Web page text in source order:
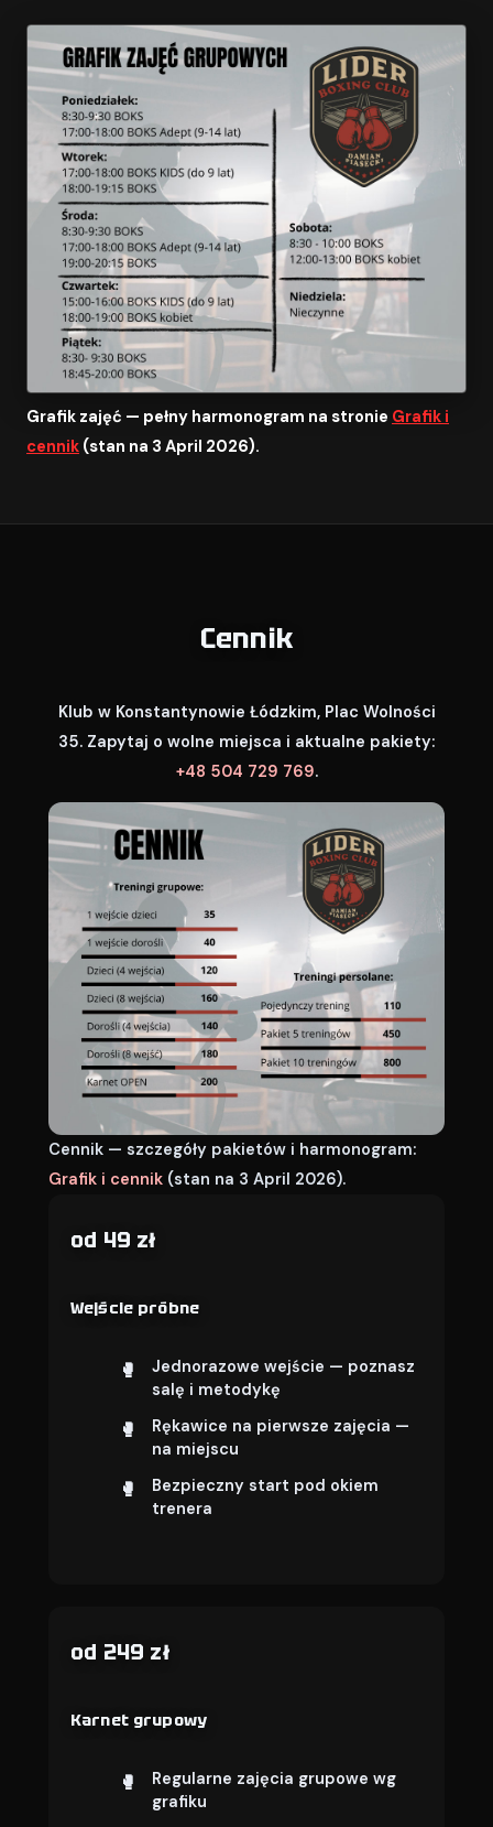
Grafik zajęć — pełny harmonogram na stronie Grafik i
cennik (stan na 3 April 2026).
Cennik
Klub w Konstantynowie Łódzkim, Plac Wolności
35. Zapytaj o wolne miejsca i aktualne pakiety:
+48 504 729 769.
Cennik — szczegóły pakietów i harmonogram:
Grafik i cennik (stan na 3 April 2026).
od 49 zł
Wejście próbne
Jednorazowe wejście — poznasz
salę i metodykę
Rękawice na pierwsze zajęcia —
na miejscu
Bezpieczny start pod okiem
trenera
od 249 zł
Karnet grupowy
Regularne zajęcia grupowe wg
grafiku